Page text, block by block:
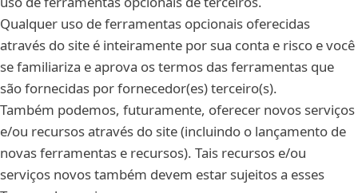
Qualquer uso de ferramentas opcionais oferecidas
através do site é inteiramente por sua conta e risco e você
se familiariza e aprova os termos das ferramentas que
são fornecidas por fornecedor(es) terceiro(s).
Também podemos, futuramente, oferecer novos serviços
e/ou recursos através do site (incluindo o lançamento de
novas ferramentas e recursos). Tais recursos e/ou
serviços novos também devem estar sujeitos a esses